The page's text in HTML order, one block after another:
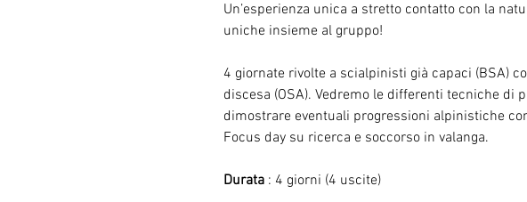
Un’esperienza unica a stretto contatto con la
uniche insieme al gruppo!
4 giornate rivolte a scialpinisti già capaci (BSA)
discesa (OSA). Vedremo le differenti tecniche
dimostrare eventuali progressioni alpinistiche
Focus day su ricerca e soccorso in valanga.
Durata : 4 giorni (4 uscite)